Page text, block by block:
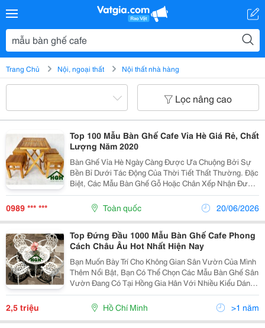
Trang Chủ Nội, ngoại thất Nội thất nhà hàng
Lọc nâng cao
Top 100 Mẫu Bàn Ghế Cafe Vỉa Hè Giá Rẻ, Chất
Lượng Năm 2020
Bàn Ghế Vỉa Hè Ngày Càng Được Ưa Chuộng Bởi Sự
Bền Bỉ Dưới Tác Động Của Thời Tiết Thất Thường. Đặc
Biệt, Các Mẫu Bàn Ghế Gỗ Hoặc Chân Xếp Nhận Được
Sự Quan Tâm Của Nhiều Khách Hàng Bởi Sự Tiện
Dụng, Có Thể Xếp Gọn, Tiết Kiệm Được Diện Tích Cũng
0989 *** *** Toàn quốc 20/06/2026
Top Đứng Đầu 1000 Mẫu Bàn Ghế Cafe Phong
Cách Châu Âu Hot Nhất Hiện Nay
Bạn Muốn Bày Trí Cho Không Gian Sân Vườn Của Mình
Thêm Nổi Bật, Bạn Có Thể Chọn Các Mẫu Bàn Ghế Sân
Vườn Đang Có Tại Hồng Gia Hân Với Nhiều Kiểu Dáng
Hiện Đại, Đẹp Mắt. Bàn Ghế Sân Vườn Là Một Trong
Những Mẫu Bàn Ghế Sân Vườn Tiêu Biểu, Có Thể Tô...
2,5 triệu Hồ Chí Minh >1 năm